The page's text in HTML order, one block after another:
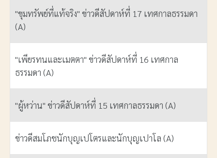
"ขุมทรัพย์ที่แท้จริง" ข่าวดีสัปดาห์ที่ 17 เทศกาลธรรมดา
(A)
"เพียรทนและเมตตา" ข่าวดีสัปดาห์ที่ 16 เทศกาล
ธรรมดา (A)
"ผู้หว่าน" ข่าวดีสัปดาห์ที่ 15 เทศกาลธรรมดา (A)
ข่าวดีสมโภชนักบุญเปโตรและนักบุญเปาโล (A)